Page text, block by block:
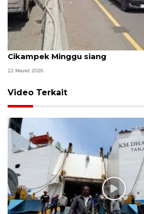
Jasamarga terapkan
Cikampek Minggu siang
22 Maret 2026
Video Terkait